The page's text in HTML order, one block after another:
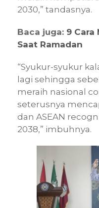
2030,” tandasnya.
Baca juga: 9 Cara
Saat Ramadan
“Syukur-syukur
lagi sehingga
meraih nasional
seterusnya
dan ASEAN
2038,” imbuhnya.